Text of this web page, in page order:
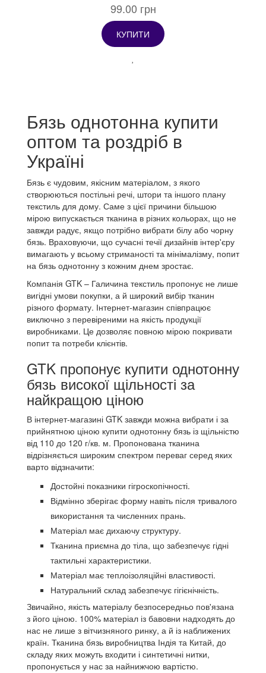
99.00 грн
КУПИТИ
Бязь однотонна купити
оптом та роздріб в
Україні
Бязь є чудовим, якісним матеріалом, з якого
створюються постільні речі, штори та іншого плану
текстиль для дому. Саме з цієї причини більшою
мірою випускається тканина в різних кольорах, що не
завжди радує, якщо потрібно вибрати білу або чорну
бязь. Враховуючи, що сучасні течії дизайнів інтер'єру
вимагають у всьому стриманості та мінімалізму, попит
на бязь однотонну з кожним днем ​​зростає.
Компанія GTK – Галичина текстиль пропонує не лише
вигідні умови покупки, а й широкий вибір тканин
різного формату. Інтернет-магазин співпрацює
виключно з перевіреними на якість продукції
виробниками. Це дозволяє повною мірою покривати
попит та потреби клієнтів.
GTK пропонує купити однотонну
бязь високої щільності за
найкращою ціною
В інтернет-магазині GTK завжди можна вибрати і за
прийнятною ціною купити однотонну бязь із щільністю
від 110 до 120 г/кв. м. Пропонована тканина
відрізняється широким спектром переваг серед яких
варто відзначити:
Достойні показники гігроскопічності.
Відмінно зберігає форму навіть після тривалого
використання та численних прань.
Матеріал має дихаючу структуру.
Тканина приємна до тіла, що забезпечує гідні
тактильні характеристики.
Матеріал має теплоізоляційні властивості.
Натуральний склад забезпечує гігієнічність.
Звичайно, якість матеріалу безпосередньо пов'язана
з його ціною. 100% матеріал із бавовни надходять до
нас не лише з вітчизняного ринку, а й із наближених
країн. Тканина бязь виробництва Індія та Китай, до
складу яких можуть входити і синтетичні нитки,
пропонується у нас за найнижчою вартістю.